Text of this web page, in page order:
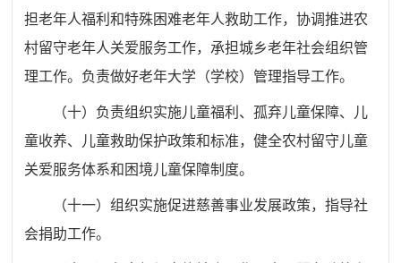
担老年人福利和特殊困难老年人救助工作，协调推进农
村留守老年人关爱服务工作，承担城乡老年社会组织管
理工作。 负责做好老年大学（学校）管理指导工作。
（十） 负责组织实施儿童福利、孤弃儿童保障、儿
童收养、儿童救助保护政策和标准，健全农村留守儿童
关爱服务体系和困境儿童保障制度。
（十一）组织实施促进慈善事业发展政策，指导社
会捐助工作。